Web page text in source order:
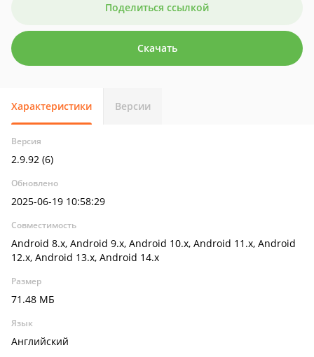
Поделиться ссылкой
Скачать
Характеристики Версии
Версия
2.9.92 (6)
Обновлено
2025-06-19 10:58:29
Совместимость
Android 8.x, Android 9.x, Android 10.x, Android 11.x, Android
12.x, Android 13.x, Android 14.x
Размер
71.48 МБ
Язык
Английский